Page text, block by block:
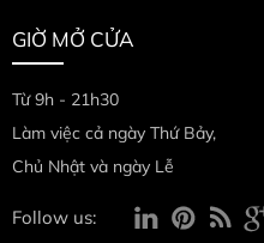
GIỜ MỞ CỬA
Từ 9h - 21h30
Làm việc cả ngày Thứ Bảy,
Chủ Nhật và ngày Lễ
Follow us: